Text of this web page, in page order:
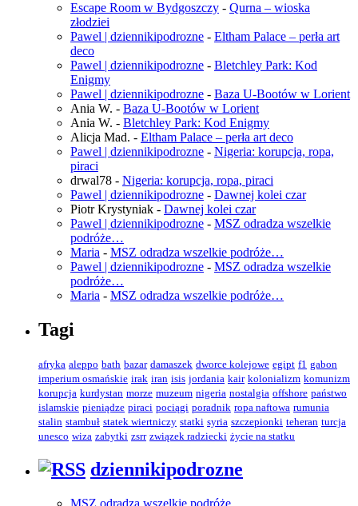
Escape Room w Bydgoszczy - Qurna – wioska
złodziei
Pawel | dziennikipodrozne - Eltham Palace – perła art
deco
Pawel | dziennikipodrozne - Bletchley Park: Kod
Enigmy
Pawel | dziennikipodrozne - Baza U-Bootów w Lorient
Ania W. - Baza U-Bootów w Lorient
Ania W. - Bletchley Park: Kod Enigmy
Alicja Mad. - Eltham Palace – perła art deco
Pawel | dziennikipodrozne - Nigeria: korupcja, ropa,
piraci
drwal78 - Nigeria: korupcja, ropa, piraci
Pawel | dziennikipodrozne - Dawnej kolei czar
Piotr Krystyniak - Dawnej kolei czar
Pawel | dziennikipodrozne - MSZ odradza wszelkie
podróże…
Maria - MSZ odradza wszelkie podróże…
Pawel | dziennikipodrozne - MSZ odradza wszelkie
podróże…
Maria - MSZ odradza wszelkie podróże…
Tagi
afryka aleppo bath bazar damaszek dworce kolejowe egipt f1 gabon
imperium osmańskie irak iran isis jordania kair kolonializm komunizm
korupcja kurdystan morze muzeum nigeria nostalgia offshore państwo
islamskie pieniądze piraci pociągi poradnik ropa naftowa rumunia
stalin stambuł statek wiertniczy statki syria szczepionki teheran turcja
unesco wiza zabytki zsrr związek radziecki życie na statku
dziennikipodrozne
MSZ odradza wszelkie podróże…